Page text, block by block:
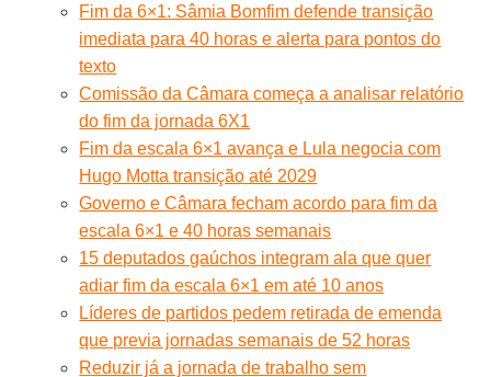
Fim da 6×1: Sâmia Bomfim defende transição
imediata para 40 horas e alerta para pontos do
texto
Comissão da Câmara começa a analisar relatório
do fim da jornada 6X1
Fim da escala 6×1 avança e Lula negocia com
Hugo Motta transição até 2029
Governo e Câmara fecham acordo para fim da
escala 6×1 e 40 horas semanais
15 deputados gaúchos integram ala que quer
adiar fim da escala 6×1 em até 10 anos
Líderes de partidos pedem retirada de emenda
que previa jornadas semanais de 52 horas
Reduzir já a jornada de trabalho sem